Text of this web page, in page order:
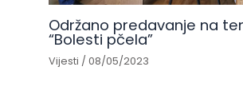
Održano predavanje na
“Bolesti pčela”
Vijesti /08/05/2023